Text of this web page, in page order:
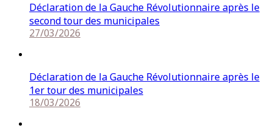
Déclaration de la Gauche Révolutionnaire après le
second tour des municipales
27/03/2026
Déclaration de la Gauche Révolutionnaire après le
1er tour des municipales
18/03/2026